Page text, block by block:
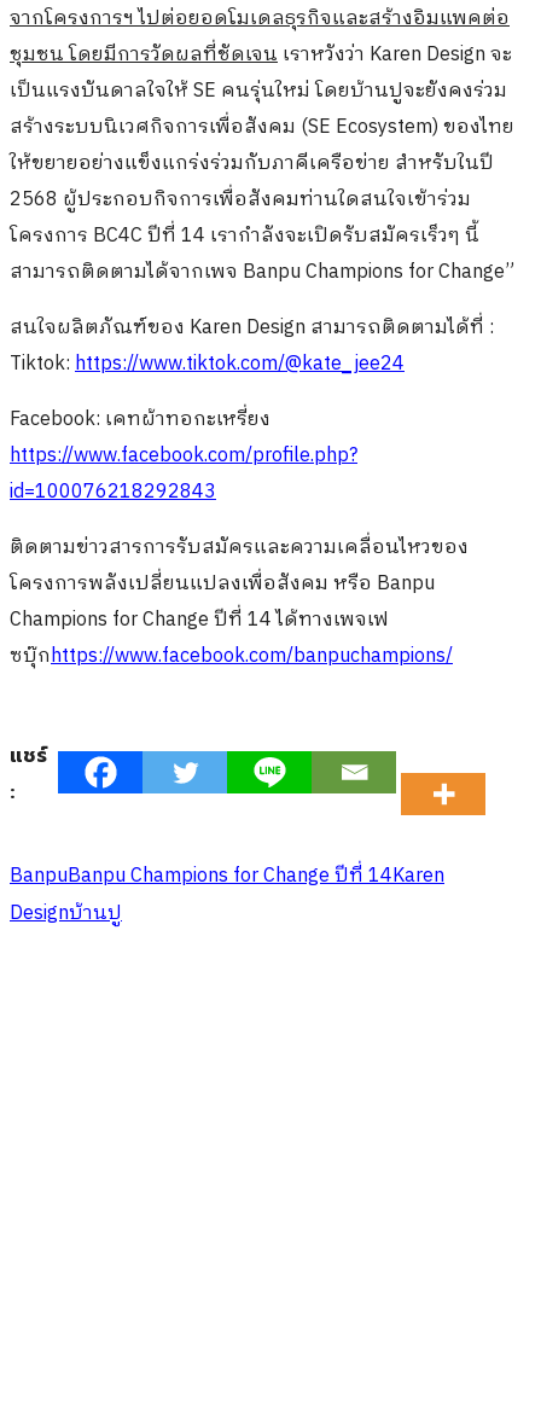
จากโครงการฯ ไปต่อยอดโมเดลธุรกิจและสร้างอิมแพคต่อ
ชุมชน โดยมีการวัดผลที่ชัดเจนเราหวังว่า Karen Design จะ
เป็นแรงบันดาลใจให้ SE คนรุ่นใหม่ โดยบ้านปูจะยังคงร่วม
สร้างระบบนิเวศกิจการเพื่อสังคม (SE Ecosystem) ของไทย
ให้ขยายอย่างแข็งแกร่งร่วมกับภาคีเครือข่าย สำหรับในปี
2568 ผู้ประกอบกิจการเพื่อสังคมท่านใดสนใจเข้าร่วม
โครงการ BC4C ปีที่ 14 เรากำลังจะเปิดรับสมัครเร็วๆ นี้
สามารถติดตามได้จากเพจ Banpu Champions for Change”
สนใจผลิตภัณฑ์ของ Karen Design สามารถติดตามได้ที่ :
Tiktok:https://www.tiktok.com/@kate_jee24
Facebook: เคทผ้าทอกะเหรี่ยง
https://www.facebook.com/profile.php?
id=100076218292843
ติดตามข่าวสารการรับสมัครและความเคลื่อนไหวของ
โครงการพลังเปลี่ยนแปลงเพื่อสังคม หรือ Banpu
Champions for Change ปีที่ 14 ได้ทางเพจเฟ
ซบุ๊กhttps://www.facebook.com/banpuchampions/
แชร์
:
BanpuBanpu Champions for Change ปีที่ 14Karen
Designบ้านปู